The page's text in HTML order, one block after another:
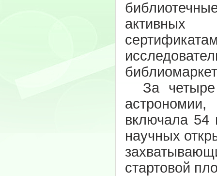
активных
За четыре
включала 54
научных
стартовой